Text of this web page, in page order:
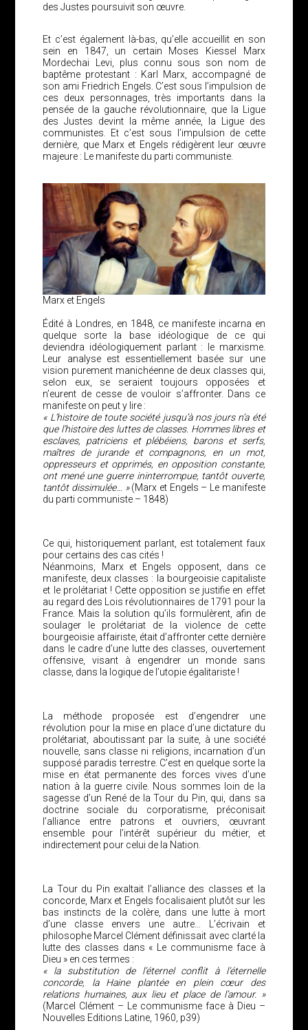
des Justes poursuivit son œuvre.
Et c’est également là-bas, qu’elle accueillit en son
sein en 1847, un certain Moses Kiessel Marx
Mordechai Levi, plus connu sous son nom de
baptême protestant : Karl Marx, accompagné de
son ami Friedrich Engels. C’est sous l’impulsion de
ces deux personnages, très importants dans la
pensée de la gauche révolutionnaire, que la Ligue
des Justes devint la même année, la Ligue des
communistes. Et c’est sous l’impulsion de cette
dernière, que Marx et Engels rédigèrent leur œuvre
majeure : Le manifeste du parti communiste.
Marx et Engels
Édité à Londres, en 1848, ce manifeste incarna en
quelque sorte la base idéologique de ce qui
deviendra idéologiquement parlant : le marxisme.
Leur analyse est essentiellement basée sur une
vision purement manichéenne de deux classes qui,
selon eux, se seraient toujours opposées et
n’eurent de cesse de vouloir s’affronter. Dans ce
manifeste on peut y lire :
« L’histoire de toute société jusqu’à nos jours n’a été
que l’histoire des luttes de classes. Hommes libres et
esclaves, patriciens et plébéiens, barons et serfs,
maîtres de jurande et compagnons, en un mot,
oppresseurs et opprimés, en opposition constante,
ont mené une guerre ininterrompue, tantôt ouverte,
tantôt dissimulée… »(Marx et Engels – Le manifeste
du parti communiste – 1848)
Ce qui, historiquement parlant, est totalement faux
pour certains des cas cités !
Néanmoins, Marx et Engels opposent, dans ce
manifeste, deux classes : la bourgeoisie capitaliste
et le prolétariat ! Cette opposition se justifie en effet
au regard des Lois révolutionnaires de 1791 pour la
France. Mais la solution qu’ils formulèrent, afin de
soulager le prolétariat de la violence de cette
bourgeoisie affairiste, était d’affronter cette dernière
dans le cadre d’une lutte des classes, ouvertement
offensive, visant à engendrer un monde sans
classe, dans la logique de l’utopie égalitariste !
La méthode proposée est d’engendrer une
révolution pour la mise en place d’une dictature du
prolétariat, aboutissant par la suite, à une société
nouvelle, sans classe ni religions, incarnation d’un
supposé paradis terrestre. C’est en quelque sorte la
mise en état permanente des forces vives d’une
nation à la guerre civile. Nous sommes loin de la
sagesse d’un René de la Tour du Pin, qui, dans sa
doctrine sociale du corporatisme, préconisait
l’alliance entre patrons et ouvriers, œuvrant
ensemble pour l’intérêt supérieur du métier, et
indirectement pour celui de la Nation.
La Tour du Pin exaltait l’alliance des classes et la
concorde, Marx et Engels focalisaient plutôt sur les
bas instincts de la colère, dans une lutte à mort
d’une classe envers une autre… L’écrivain et
philosophe Marcel Clément définissait avec clarté la
lutte des classes dans « Le communisme face à
Dieu » en ces termes :
« la substitution de l’éternel conflit à l’éternelle
concorde, la Haine plantée en plein cœur des
relations humaines, aux lieu et place de l’amour. »
(Marcel Clément – Le communisme face à Dieu –
Nouvelles Editions Latine, 1960, p39)